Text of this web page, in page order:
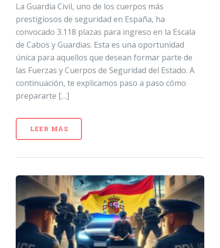
La Guardia Civil, uno de los cuerpos más
prestigiosos de seguridad en España, ha
convocado 3.118 plazas para ingreso en la Escala
de Cabos y Guardias. Esta es una oportunidad
única para aquellos que desean formar parte de
las Fuerzas y Cuerpos de Seguridad del Estado. A
continuación, te explicamos paso a paso cómo
prepararte […]
LEER MÁS